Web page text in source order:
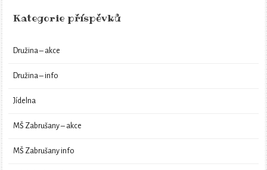
Kategorie příspěvků
Družina – akce
Družina – info
Jídelna
MŠ Zabrušany – akce
MŠ Zabrušany info